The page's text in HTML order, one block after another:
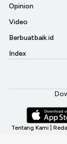
Opinion
Video
Berbuatbaik.id
Index
Tentang Kami